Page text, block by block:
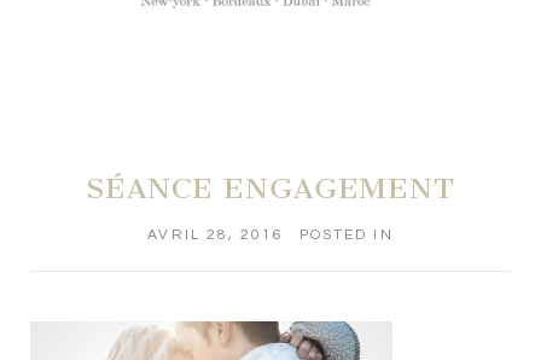
SÉANCE ENGAGEMENT
AVRIL 28, 2016 POSTED IN